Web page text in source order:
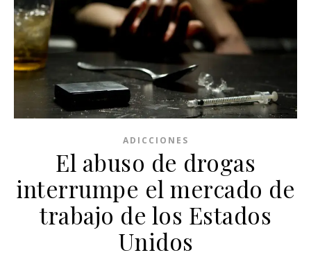
ADICCIONES
El abuso de drogas
interrumpe el mercado de
trabajo de los Estados
Unidos